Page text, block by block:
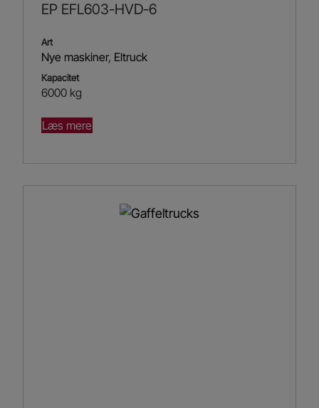
EP EFL603-HVD-6
Art
Nye maskiner, Eltruck
Kapacitet
6000 kg
Læs mere